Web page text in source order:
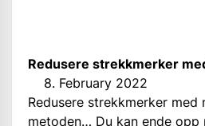
Redusere strekkmerker
8. February 2022
Redusere strekkmerker med
metoden… Du kan ende opp